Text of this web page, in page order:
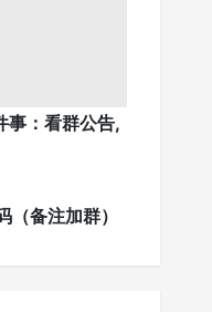
事：看群公告,
备注加群）